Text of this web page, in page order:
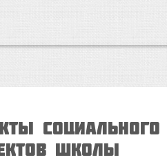
социального
школы